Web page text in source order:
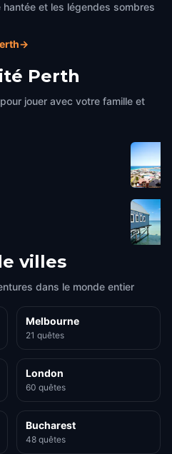
et les légendes sombres
→
Perth
jouer avec votre famille et
villes
dans le monde entier
Melbourne
21 quêtes
London
60 quêtes
Bucharest
48 quêtes